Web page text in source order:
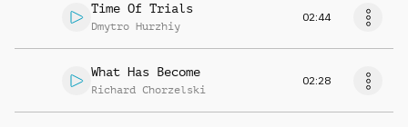
Time Of Trials
Dmytro Hurzhiy
02:44
What Has Become
Richard Chorzelski
02:28